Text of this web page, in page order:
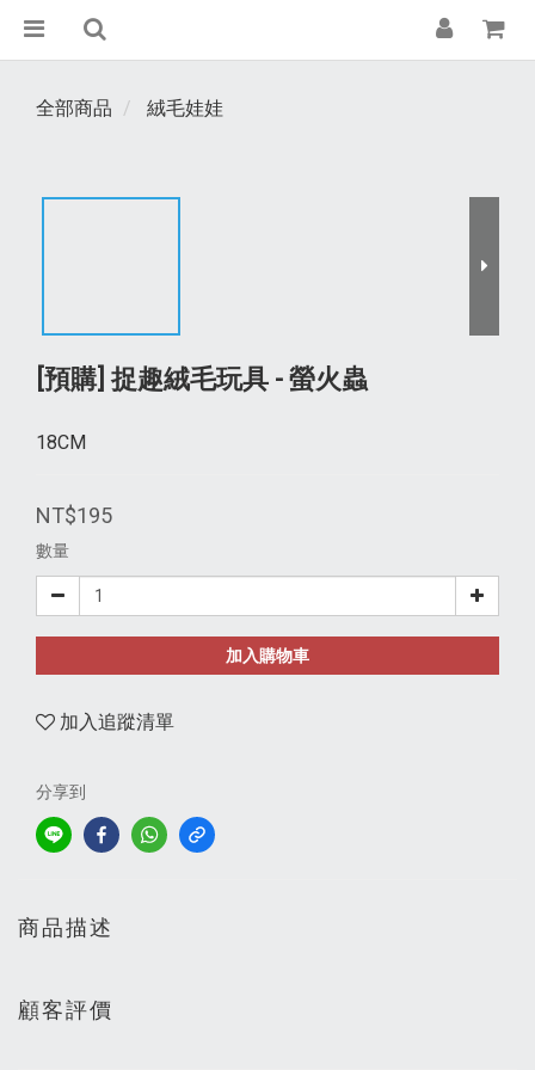
全部商品 絨毛娃娃
[預購] 捉趣絨毛玩具 - 螢火蟲
18CM
NT$195
數量
加入購物車
加入追蹤清單
分享到
商品描述
顧客評價